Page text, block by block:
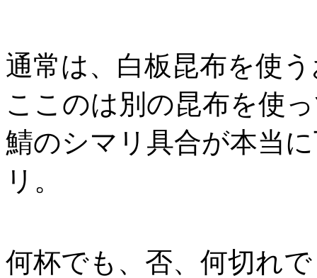
通常は、白板昆布を使
ここのは別の昆布を使
鯖のシマリ具合が本当
リ。
何杯でも、否、何切れ